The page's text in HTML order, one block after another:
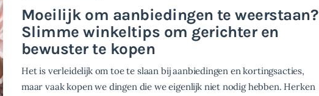
Moeilijk om aanbiedingen te weerstaan?
Slimme winkeltips om gerichter en
bewuster te kopen
Het is verleidelijk om toe te slaan bij aanbiedingen en kortingsacties,
maar vaak kopen we dingen die we eigenlijk niet nodig hebben. Herken